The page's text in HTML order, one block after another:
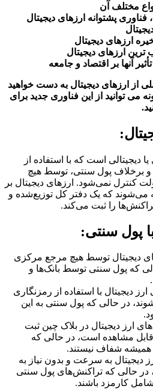
مختلف آن
پشتوانه ارزهای دیجیتال
ارزهای دیجیتال
ارزهای دیجیتال
آنها بر اقتصاد و جامعه
از ارزهای دیجیتال به دست خواهید
می توانید از این فناوری جدید برای
دیجیتالی است که با استفاده از
برخلاف پول سنتی، توسط هیچ
کنترل نمی‌شود. ارزهای دیجیتال بر
می‌شوند که یک دفتر کل توزیع‌شده و
را ثبت می‌کند.
پول سنتی:
دیجیتال توسط هیچ مرجع مرکزی
که پول سنتی توسط بانک‌ها و
دیجیتال با استفاده از رمزنگاری
در حالی که پول سنتی به این
ارز دیجیتال در بلاک چین ثبت
مشاهده است، در حالی که
شفاف نیستند.
دیجیتال به سرعت و بدون نیاز به
در حالی که تراکنش‌های پول سنتی
کارمزد باشند.